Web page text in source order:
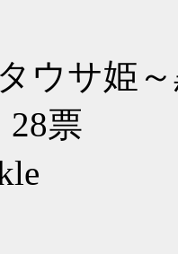
！！
サ姫～